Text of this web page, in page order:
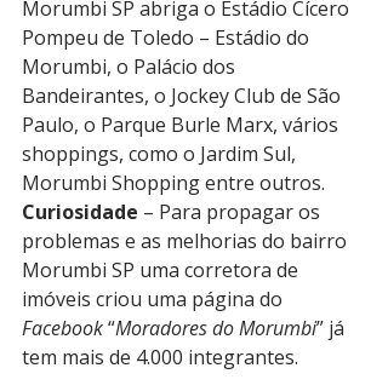
Morumbi SP abriga o Estádio Cícero
Pompeu de Toledo – Estádio do
Morumbi, o Palácio dos
Bandeirantes, o Jockey Club de São
Paulo, o Parque Burle Marx, vários
shoppings, como o Jardim Sul,
Morumbi Shopping entre outros.
Curiosidade – Para propagar os
problemas e as melhorias do bairro
Morumbi SP uma corretora de
imóveis criou uma página do
Facebook “Moradores do Morumbi” já
tem mais de 4.000 integrantes.